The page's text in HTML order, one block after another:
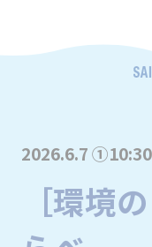
2026.6.7
［環境